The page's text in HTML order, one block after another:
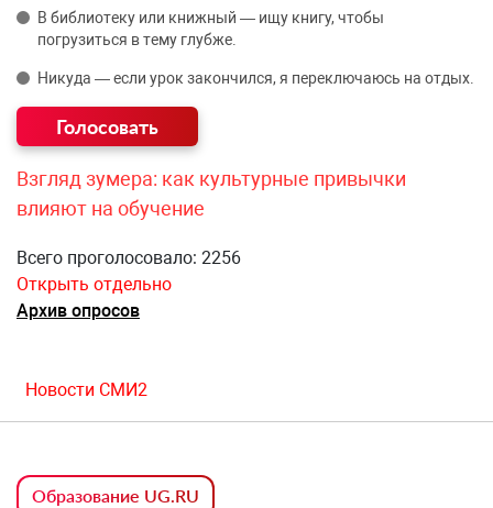
В библиотеку или книжный — ищу книгу, чтобы
погрузиться в тему глубже.
Никуда — если урок закончился, я переключаюсь на отдых.
Взгляд зумера: как культурные привычки
влияют на обучение
Всего проголосовало: 2256
Открыть отдельно
Архив опросов
Новости СМИ2
Образование UG.RU